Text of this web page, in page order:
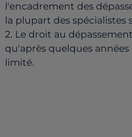
l'encadrement des
la plupart des spécialistes
2. Le droit au
qu'après quelques
limité.